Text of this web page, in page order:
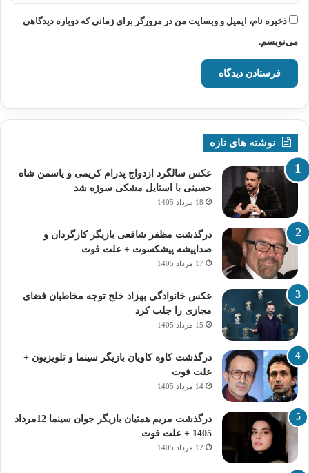
ذخیره نام، ایمیل و وبسایت من در مرورگر برای زمانی که دوباره دیدگاهی
می‌نویسم.
نوشته های تازه
عکس سالگرد ازدواج پدرام کریمی و یاسمن شاه‌
حسینی با استایل مشکی سوژه شد
18 مرداد 1405
درگذشت مظفر شافعی بازیگر کارگردان و
صداپیشه پیشکسوت + علت فوت
17 مرداد 1405
عکس خانوادگی بهزاد خلج توجه مخاطبان فضای
مجازی را جلب کرد
15 مرداد 1405
درگذشت کاوه کاویان بازیگر سینما و تلویزیون +
علت فوت
14 مرداد 1405
درگذشت مریم همتیان بازیگر جوان سینما 12مرداد
1405 + علت فوت
12 مرداد 1405